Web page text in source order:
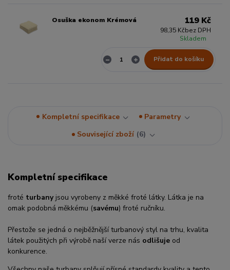
Osuška ekonom Krémová 119 Kč
98,35 Kčbez DPH
Skladem
Přidat do košíku
Kompletní specifikace
Parametry
Související zboží 6
Kompletní specifikace
froté turbanyjsou vyrobeny z měkké froté látky. Látka je na
omak podobná měkkému (savému) froté ručníku.
Přestože se jedná o nejběžnější turbanový styl na trhu, kvalita
látek použitých při výrobě naší verze nás odlišuje od
konkurence.